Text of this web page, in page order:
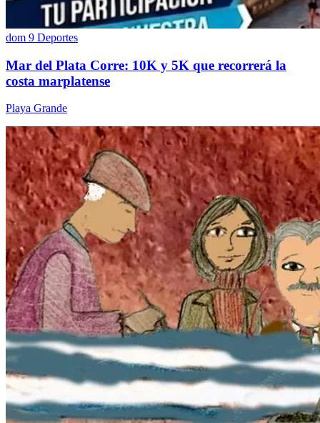
dom 9 Deportes
Mar del Plata Corre: 10K y 5K que recorrerá la
costa marplatense
Playa Grande